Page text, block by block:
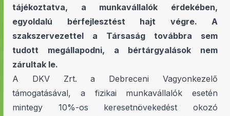
tájékoztatva, a munkavállalók érdekében,
egyoldalú bérfejlesztést hajt végre. A
szakszervezettel a Társaság továbbra sem
tudott megállapodni, a bértárgyalások nem
zárultak le.
A DKV Zrt. a Debreceni Vagyonkezelő
támogatásával, a fizikai munkavállalók esetén
mintegy 10%-os keresetnövekedést okozó